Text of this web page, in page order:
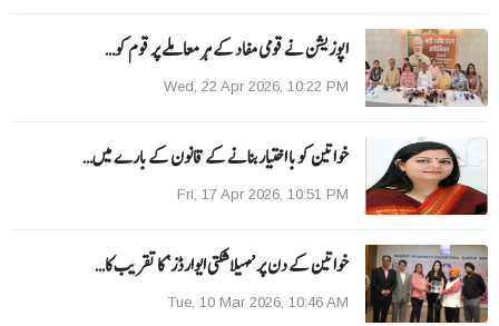
اپوزیشن نے قومی مفاد کے ہر معاملے پر قوم کو…
Wed, 22 Apr 2026, 10:22 PM
خواتین کو با اختیار بنانے کے قانون کے بارے میں…
Fri, 17 Apr 2026, 10:51 PM
خواتین کے دن پر ’مہیلا شکتی ایوارڈز‘ کا تقریب کا…
Tue, 10 Mar 2026, 10:46 AM